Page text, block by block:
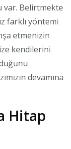
var. Belirtmekte
farklı yöntemi
etmenizin
kendilerini
devamına
Hitap